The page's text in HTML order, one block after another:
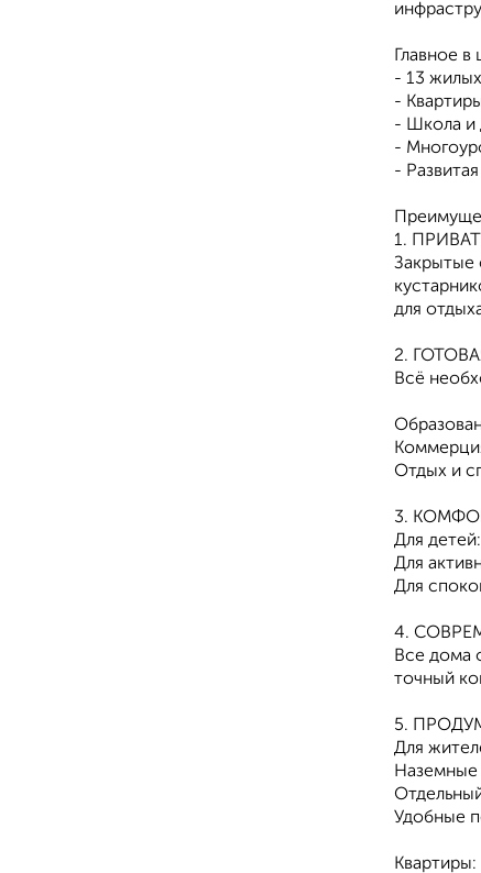
Главное в
- 13
-
- Школа и
-
-
1.
Закрытые
для
2.
Всё
Отдых и
3.
Для
Для
Для
4.
Все дома
точный
5.
Для
Наземные
Удобные
Квартиры: